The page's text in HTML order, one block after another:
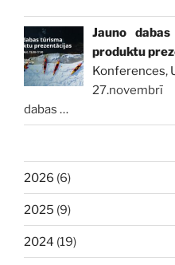
Jauno
produktu
Konferences,
dabas …
2026 (6)
2025 (9)
2024 (19)